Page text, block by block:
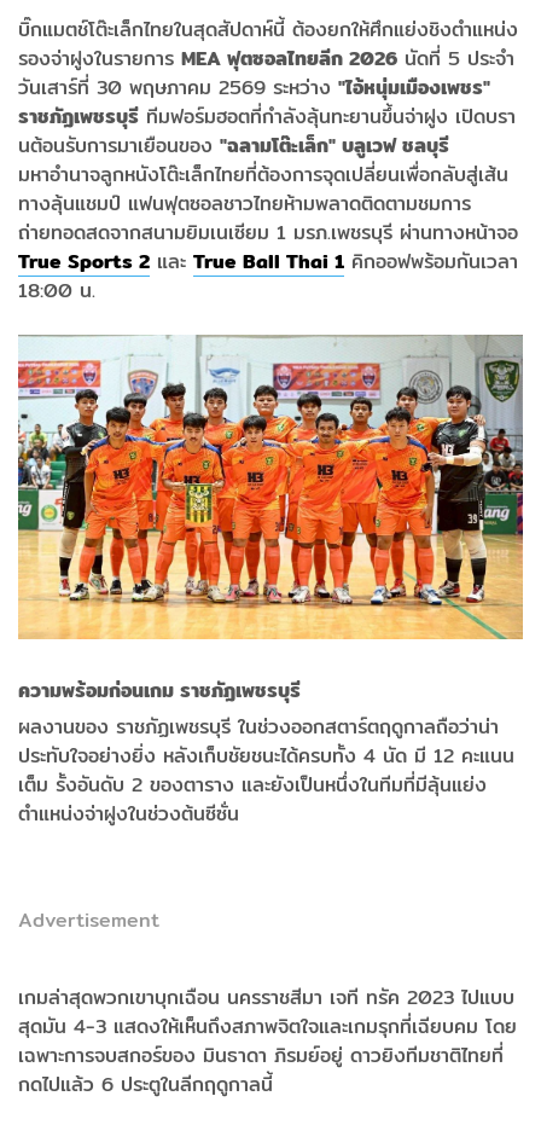
บิ๊กแมตช์โต๊ะเล็กไทยในสุดสัปดาห์นี้ ต้องยกให้ศึกแย่งชิงตำแหน่ง
รองจ่าฝูงในรายการ MEA ฟุตซอลไทยลีก 2026 นัดที่ 5 ประจำ
วันเสาร์ที่ 30 พฤษภาคม 2569 ระหว่าง "ไอ้หนุ่มเมืองเพชร"
ราชภัฏเพชรบุรี ทีมฟอร์มฮอตที่กำลังลุ้นทะยานขึ้นจ่าฝูง เปิดบรา
นต้อนรับการมาเยือนของ "ฉลามโต๊ะเล็ก" บลูเวฟ ชลบุรี
มหาอำนาจลูกหนังโต๊ะเล็กไทยที่ต้องการจุดเปลี่ยนเพื่อกลับสู่เส้น
ทางลุ้นแชมป์ แฟนฟุตซอลชาวไทยห้ามพลาดติดตามชมการ
ถ่ายทอดสดจากสนามยิมเนเซียม 1 มรภ.เพชรบุรี ผ่านทางหน้าจอ
True Sports 2 และ True Ball Thai 1 คิกออฟพร้อมกันเวลา
18:00 น.
ความพร้อมก่อนเกม ราชภัฏเพชรบุรี
ผลงานของ ราชภัฏเพชรบุรี ในช่วงออกสตาร์ตฤดูกาลถือว่าน่า
ประทับใจอย่างยิ่ง หลังเก็บชัยชนะได้ครบทั้ง 4 นัด มี 12 คะแนน
เต็ม รั้งอันดับ 2 ของตาราง และยังเป็นหนึ่งในทีมที่มีลุ้นแย่ง
ตำแหน่งจ่าฝูงในช่วงต้นซีซั่น
Advertisement
เกมล่าสุดพวกเขาบุกเฉือน นครราชสีมา เจที ทรัค 2023 ไปแบบ
สุดมัน 4-3 แสดงให้เห็นถึงสภาพจิตใจและเกมรุกที่เฉียบคม โดย
เฉพาะการจบสกอร์ของ มินธาดา ภิรมย์อยู่ ดาวยิงทีมชาติไทยที่
กดไปแล้ว 6 ประตูในลีกฤดูกาลนี้